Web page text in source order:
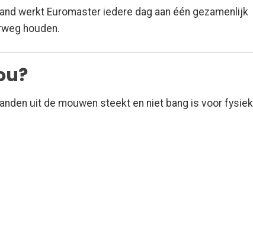
werkt Euromaster iedere dag aan één gezamenlijk
houden.
uit de mouwen steekt en niet bang is voor fysiek